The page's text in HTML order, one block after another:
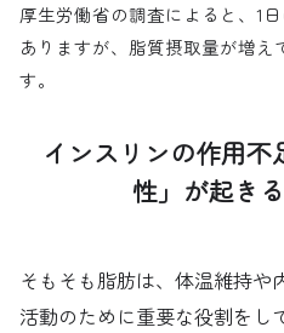
厚生労働省の調査によると、1
ありますが、脂質摂取量が増え
す。
インスリンの作用
性」が起き
そもそも脂肪は、体温維持や
活動のために重要な役割をし